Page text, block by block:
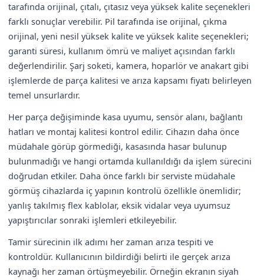
tarafında orijinal, çıtalı, çıtasız veya yüksek kalite seçenekleri
farklı sonuçlar verebilir. Pil tarafında ise orijinal, çıkma
orijinal, yeni nesil yüksek kalite ve yüksek kalite seçenekleri;
garanti süresi, kullanım ömrü ve maliyet açısından farklı
değerlendirilir. Şarj soketi, kamera, hoparlör ve anakart gibi
işlemlerde de parça kalitesi ve arıza kapsamı fiyatı belirleyen
temel unsurlardır.
Her parça değişiminde kasa uyumu, sensör alanı, bağlantı
hatları ve montaj kalitesi kontrol edilir. Cihazın daha önce
müdahale görüp görmediği, kasasında hasar bulunup
bulunmadığı ve hangi ortamda kullanıldığı da işlem sürecini
doğrudan etkiler. Daha önce farklı bir serviste müdahale
görmüş cihazlarda iç yapının kontrolü özellikle önemlidir;
yanlış takılmış flex kablolar, eksik vidalar veya uyumsuz
yapıştırıcılar sonraki işlemleri etkileyebilir.
Tamir sürecinin ilk adımı her zaman arıza tespiti ve
kontroldür. Kullanıcının bildirdiği belirti ile gerçek arıza
kaynağı her zaman örtüşmeyebilir. Örneğin ekranın siyah